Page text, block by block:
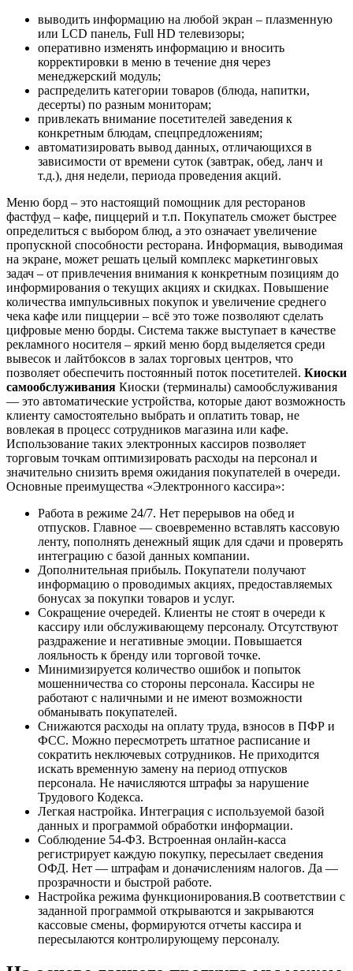
выводить информацию на любой экран – плазменную
или LCD панель, Full HD телевизоры;
оперативно изменять информацию и вносить
корректировки в меню в течение дня через
менеджерский модуль;
распределить категории товаров (блюда, напитки,
десерты) по разным мониторам;
привлекать внимание посетителей заведения к
конкретным блюдам, спецпредложениям;
автоматизировать вывод данных, отличающихся в
зависимости от времени суток (завтрак, обед, ланч и
т.д.), дня недели, периода проведения акций.
Меню борд – это настоящий помощник для ресторанов
фастфуд – кафе, пиццерий и т.п. Покупатель сможет быстрее
определиться с выбором блюд, а это означает увеличение
пропускной способности ресторана. Информация, выводимая
на экране, может решать целый комплекс маркетинговых
задач – от привлечения внимания к конкретным позициям до
информирования о текущих акциях и скидках. Повышение
количества импульсивных покупок и увеличение среднего
чека кафе или пиццерии – всё это тоже позволяют сделать
цифровые меню борды. Система также выступает в качестве
рекламного носителя – яркий меню борд выделяется среди
вывесок и лайтбоксов в залах торговых центров, что
позволяет обеспечить постоянный поток посетителей. Киоски
самообслуживания Киоски (терминалы) самообслуживания
— это автоматические устройства, которые дают возможность
клиенту самостоятельно выбрать и оплатить товар, не
вовлекая в процесс сотрудников магазина или кафе.
Использование таких электронных кассиров позволяет
торговым точкам оптимизировать расходы на персонал и
значительно снизить время ожидания покупателей в очереди.
Основные преимущества «Электронного кассира»:
Работа в режиме 24/7. Нет перерывов на обед и
отпусков. Главное — своевременно вставлять кассовую
ленту, пополнять денежный ящик для сдачи и проверять
интеграцию с базой данных компании.
Дополнительная прибыль. Покупатели получают
информацию о проводимых акциях, предоставляемых
бонусах за покупки товаров и услуг.
Сокращение очередей. Клиенты не стоят в очереди к
кассиру или обслуживающему персоналу. Отсутствуют
раздражение и негативные эмоции. Повышается
лояльность к бренду или торговой точке.
Минимизируется количество ошибок и попыток
мошенничества со стороны персонала. Кассиры не
работают с наличными и не имеют возможности
обманывать покупателей.
Снижаются расходы на оплату труда, взносов в ПФР и
ФСС. Можно пересмотреть штатное расписание и
сократить неключевых сотрудников. Не приходится
искать временную замену на период отпусков
персонала. Не начисляются штрафы за нарушение
Трудового Кодекса.
Легкая настройка. Интеграция с используемой базой
данных и программой обработки информации.
Соблюдение 54-ФЗ. Встроенная онлайн-касса
регистрирует каждую покупку, пересылает сведения
ОФД. Нет — штрафам и доначислениям налогов. Да —
прозрачности и быстрой работе.
Настройка режима функционирования.В соответствии с
заданной программой открываются и закрываются
кассовые смены, формируются отчеты кассира и
пересылаются контролирующему персоналу.